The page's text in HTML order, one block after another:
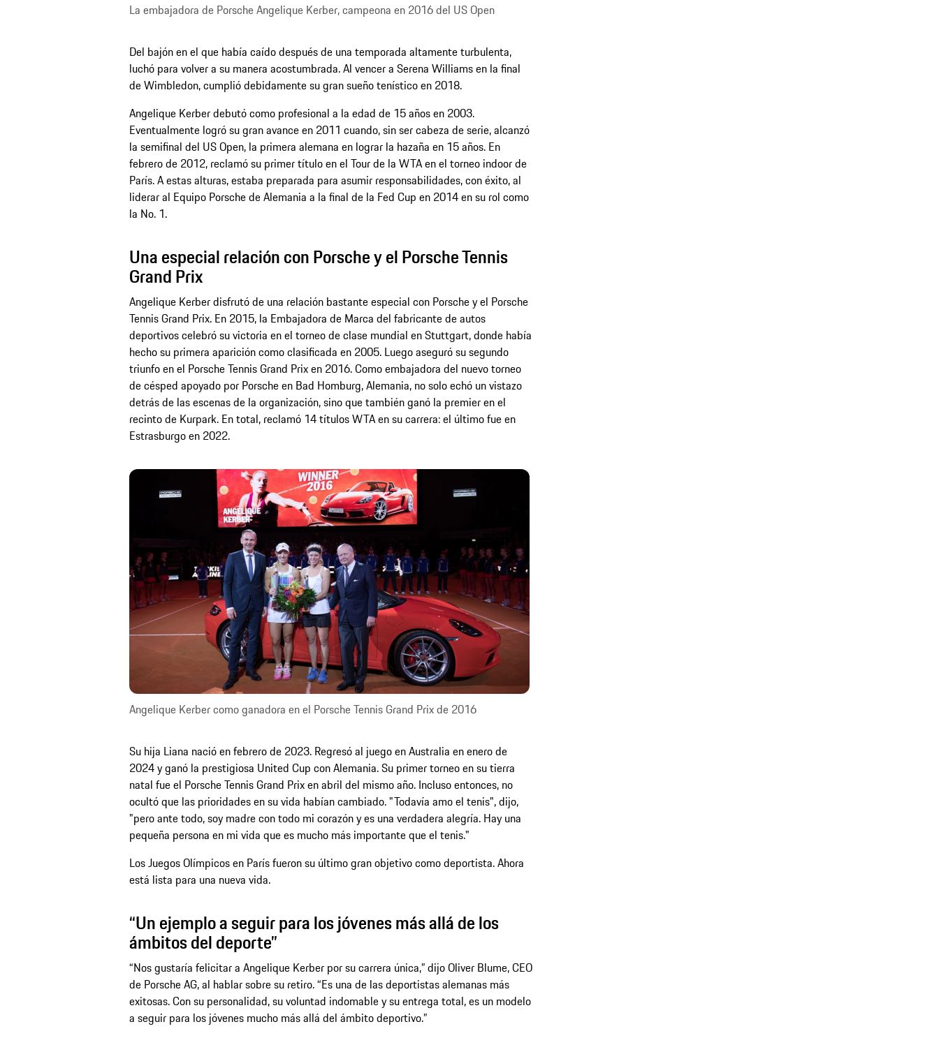
La embajadora de Porsche Angelique Kerber, campeona en 2016 del US Open
Del bajón en el que había caído después de una temporada altamente turbulenta,
luchó para volver a su manera acostumbrada. Al vencer a Serena Williams en la final
de Wimbledon, cumplió debidamente su gran sueño tenístico en 2018.
Angelique Kerber debutó como profesional a la edad de 15 años en 2003.
Eventualmente logró su gran avance en 2011 cuando, sin ser cabeza de serie, alcanzó
la semifinal del US Open, la primera alemana en lograr la hazaña en 15 años. En
febrero de 2012, reclamó su primer título en el Tour de la WTA en el torneo indoor de
París. A estas alturas, estaba preparada para asumir responsabilidades, con éxito, al
liderar al Equipo Porsche de Alemania a la final de la Fed Cup en 2014 en su rol como
la No. 1.
Una especial relación con Porsche y el Porsche Tennis
Grand Prix
Angelique Kerber disfrutó de una relación bastante especial con Porsche y el Porsche
Tennis Grand Prix. En 2015, la Embajadora de Marca del fabricante de autos
deportivos celebró su victoria en el torneo de clase mundial en Stuttgart, donde había
hecho su primera aparición como clasificada en 2005. Luego aseguró su segundo
triunfo en el Porsche Tennis Grand Prix en 2016. Como embajadora del nuevo torneo
de césped apoyado por Porsche en Bad Homburg, Alemania, no solo echó un vistazo
detrás de las escenas de la organización, sino que también ganó la premier en el
recinto de Kurpark. En total, reclamó 14 títulos WTA en su carrera: el último fue en
Estrasburgo en 2022.
Angelique Kerber como ganadora en el Porsche Tennis Grand Prix de 2016
Su hija Liana nació en febrero de 2023. Regresó al juego en Australia en enero de
2024 y ganó la prestigiosa United Cup con Alemania. Su primer torneo en su tierra
natal fue el Porsche Tennis Grand Prix en abril del mismo año. Incluso entonces, no
ocultó que las prioridades en su vida habían cambiado. "Todavía amo el tenis", dijo,
"pero ante todo, soy madre con todo mi corazón y es una verdadera alegría. Hay una
pequeña persona en mi vida que es mucho más importante que el tenis."
Los Juegos Olímpicos en París fueron su último gran objetivo como deportista. Ahora
está lista para una nueva vida.
“Un ejemplo a seguir para los jóvenes más allá de los
ámbitos del deporte”
“Nos gustaría felicitar a Angelique Kerber por su carrera única,” dijo Oliver Blume, CEO
de Porsche AG, al hablar sobre su retiro. “Es una de las deportistas alemanas más
exitosas. Con su personalidad, su voluntad indomable y su entrega total, es un modelo
a seguir para los jóvenes mucho más allá del ámbito deportivo.”